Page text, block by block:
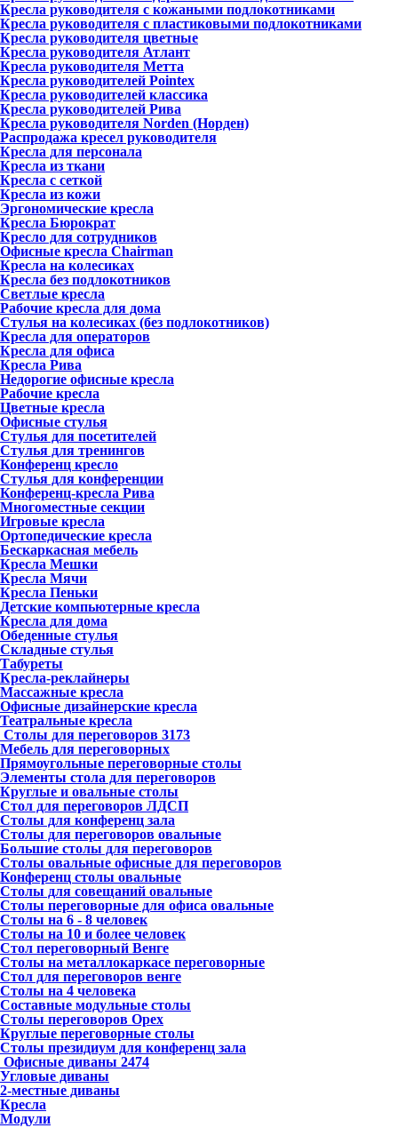
Кресла руководителя с кожаными подлокотниками
Кресла руководителя с пластиковыми подлокотниками
Кресла руководителя цветные
Кресла руководителя Атлант
Кресла рyководителя Метта
Кресла руководителей Pointex
Кресла руководителей классика
Кресла руководителей Рива
Кресла руководителя Norden (Норден)
Распродажа кресел руководителя
Кресла для персонала
Кресла из ткани
Кресла с сеткой
Кресла из кожи
Эргономические кресла
Кресла Бюрократ
Кресло для сотрудников
Офисные кресла Chairman
Кресла на колесиках
Кресла без подлокотников
Светлые кресла
Рабочие кресла для дома
Стулья на колесиках (без подлокотников)
Кресла для операторов
Кресла для офиса
Кресла Рива
Недорогие офисные кресла
Рабочие кресла
Цветные кресла
Офисные стулья
Стулья для посетителей
Стулья для тренингов
Конференц кресло
Стулья для конференции
Конференц-кресла Рива
Многоместные секции
Игровые кресла
Ортопедические кресла
Бескаркасная мебель
Кресла Мешки
Кресла Мячи
Кресла Пеньки
Детские компьютерные кресла
Кресла для дома
Обеденные стулья
Складные стулья
Табуреты
Кресла-реклайнеры
Массажные кресла
Офисные дизайнерские кресла
Театральные кресла
Столы для переговоров 3173
Мебель для переговорных
Прямоугольные переговорные столы
Элементы стола для переговоров
Круглые и овальные столы
Стол для переговоров ЛДСП
Столы для конференц зала
Столы для переговоров овальные
Большие столы для переговоров
Столы овальные офисные для переговоров
Конференц столы овальные
Столы для совещаний овальные
Столы переговорные для офиса овальные
Столы на 6 - 8 человек
Столы на 10 и более человек
Стол переговорный Венге
Столы на металлокаркасе переговорные
Стол для переговоров венге
Столы на 4 человека
Составные модульные столы
Столы переговоров Орех
Круглые переговорные столы
Столы президиум для конференц зала
Офисные диваны 2474
Угловые диваны
2-местные диваны
Кресла
Модули